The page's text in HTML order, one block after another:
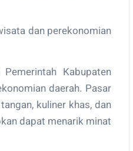
dan perekonomian
Kabupaten
daerah. Pasar
kuliner khas, dan
dapat menarik minat